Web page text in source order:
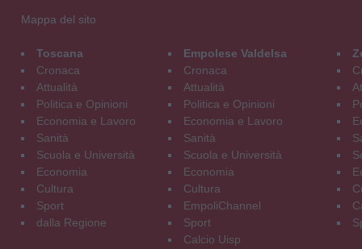
Mappa del sito
Toscana
Cronaca
Attualità
Politica e Opinioni
Economia e Lavoro
Sanità
Scuola e Università
Economia
Cultura
Sport
dalla Regione
Empolese Valdelsa
Cronaca
Attualità
Politica e Opinioni
Economia e Lavoro
Sanità
Scuola e Università
Economia
Cultura
EmpoliChannel
Sport
Calcio Uisp